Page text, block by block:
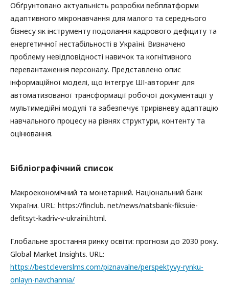
Обґрунтовано актуальність розробки вебплатформи
адаптивного мікронавчання для малого та середнього
бізнесу як інструменту подолання кадрового дефіциту та
енергетичної нестабільності в Україні. Визначено
проблему невідповідності навичок та когнітивного
перевантаження персоналу. Представлено опис
інформаційної моделі, що інтегрує ШІ-авторинг для
автоматизованої трансформації робочої документації у
мультимедійні модулі та забезпечує трирівневу адаптацію
навчального процесу на рівнях структури, контенту та
оцінювання.
Бібліографічний список
Макроекономічний та монетарний. Національний банк
України. URL: https://finclub. net/news/natsbank-fiksuie-
defitsyt-kadriv-v-ukraini.html.
Глобальне зростання ринку освіти: прогнози до 2030 року.
Global Market Insights. URL:
https://bestcleverslms.com/piznavalne/perspektyvy-rynku-
onlayn-navchannia/